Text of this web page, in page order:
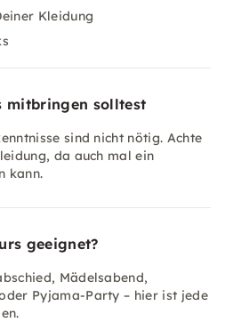
Kleidung
mitbringen solltest
sind nicht nötig. Achte
da auch mal ein
kann.
geeignet?
Mädelsabend,
Pyjama-Party – hier ist jede